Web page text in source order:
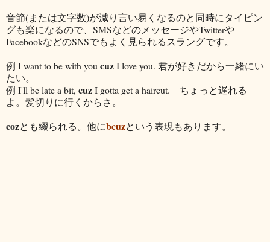
音節(または文字数)が減り言い易くなるのと同時にタイピン
グも楽になるので、SMSなどのメッセージやTwitterや
FacebookなどのSNSでもよく見られるスラングです。
例 I want to be with you cuzI love you. 君が好きだから一緒にい
たい。
例 I'll be late a bit, cuzI gotta get a haircut. ちょっと遅れる
よ。髪切りに行くからさ。
cozとも綴られる。他にbcuzという表現もあります。